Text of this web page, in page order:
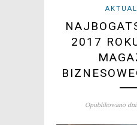
2017
Opublikowano